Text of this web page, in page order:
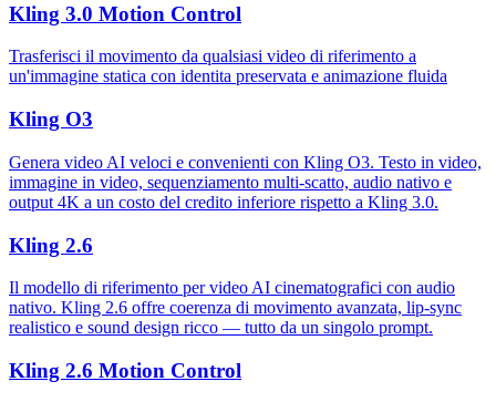
Kling 3.0 Motion Control
Trasferisci il movimento da qualsiasi video di riferimento a
un'immagine statica con identita preservata e animazione fluida
Kling O3
Genera video AI veloci e convenienti con Kling O3. Testo in video,
immagine in video, sequenziamento multi-scatto, audio nativo e
output 4K a un costo del credito inferiore rispetto a Kling 3.0.
Kling 2.6
Il modello di riferimento per video AI cinematografici con audio
nativo. Kling 2.6 offre coerenza di movimento avanzata, lip-sync
realistico e sound design ricco — tutto da un singolo prompt.
Kling 2.6 Motion Control